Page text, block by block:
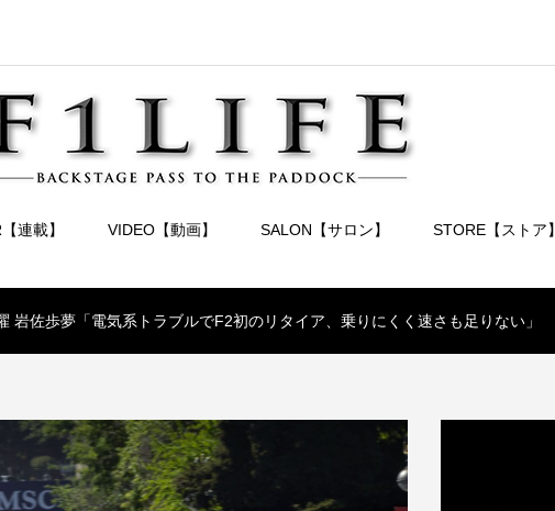
連載】 VIDEO【動画】 SALON【サロン】 STORE【ストア】
岩佐歩夢「電気系トラブルでF2初のリタイア、乗りにくく速さも足りない」